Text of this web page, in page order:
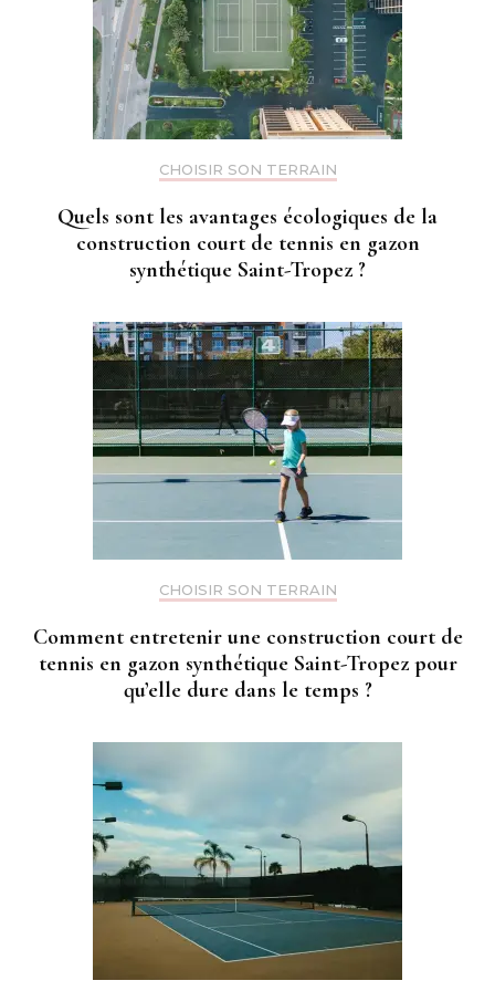
CHOISIR SON TERRAIN
Quels sont les avantages écologiques de la
construction court de tennis en gazon
synthétique Saint-Tropez ?
CHOISIR SON TERRAIN
Comment entretenir une construction court de
tennis en gazon synthétique Saint-Tropez pour
qu’elle dure dans le temps ?